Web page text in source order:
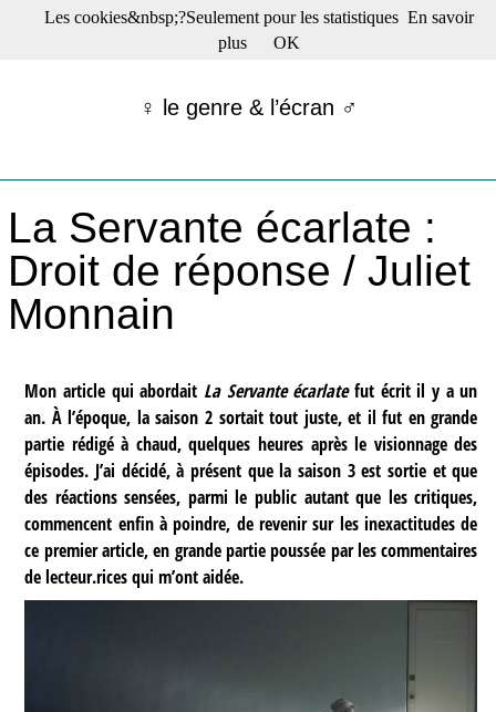
☰ Menu
Films récents
Tribunes
Archives
Actu : "La Nouvelle Vague"
S’abonner à la Lettre !
♀ le genre & l’écran ♂
La Servante écarlate :
Droit de réponse / Juliet
Monnain
Mon article qui abordait La Servante écarlatefut écrit il y a un
an. À l’époque, la saison 2 sortait tout juste, et il fut en grande
partie rédigé à chaud, quelques heures après le visionnage des
épisodes. J’ai décidé, à présent que la saison 3 est sortie et que
des réactions sensées, parmi le public autant que les critiques,
commencent enfin à poindre, de revenir sur les inexactitudes de
ce premier article, en grande partie poussée par les commentaires
de lecteur.rices qui m’ont aidée.
Les cookies&nbsp;?Seulement pour les statistiques En savoir
plus
OK